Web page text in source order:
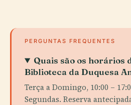
PERGUNTAS FREQUENTES
Quais são os horários
Biblioteca da Duquesa
Terça a Domingo, 10:00 –
Segundas. Reserva